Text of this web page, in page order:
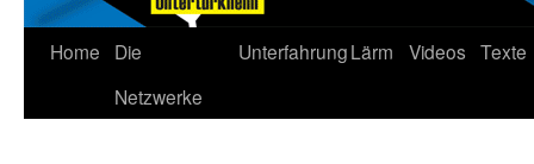
Home
Die
Netzwerke
UnterfahrungLärm Videos Texte